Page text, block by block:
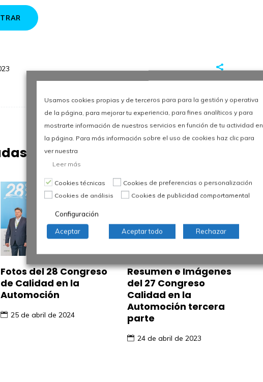
Fotos del 28 Congreso
de Calidad en la
Automoción
25 de abril de 2024
Resumen e Imágenes
del 27 Congreso
Calidad en la
Automoción tercera
parte
24 de abril de 2023
Usamos cookies propias y de terceros para para la gestión y operativa
de la página, para mejorar tu experiencia, para fines analíticos y para
mostrarte información de nuestros servicios en función de tu actividad en
la página. Para más información sobre el uso de cookies haz clic para
ver nuestra
Leer más
Cookies técnicas
Cookies de preferencias o personalización
Cookies de análisis
Cookies de publicidad comportamental
Configuración
Aceptar Aceptar todo Rechazar